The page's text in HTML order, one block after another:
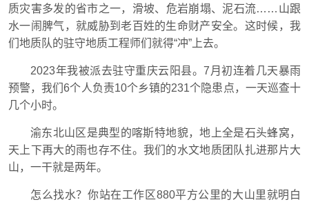
质灾害多发的省市之一，滑坡、危岩崩塌、泥石流……山跟
水一闹脾气，就威胁到老百姓的生命财产安全。这时候，我
们地质队的驻守地质工程师们就得“冲”上去。
2023年我被派去驻守重庆云阳县。7月初连着几天暴雨
预警，我们6个人负责10个乡镇的231个隐患点，一天巡查十
几个小时。
渝东北山区是典型的喀斯特地貌，地上全是石头蜂窝，
天上下再大的雨也存不住。我们的水文地质团队扎进那片大
山，一干就是两年。
怎么找水？你站在工作区880平方公里的大山里就明白